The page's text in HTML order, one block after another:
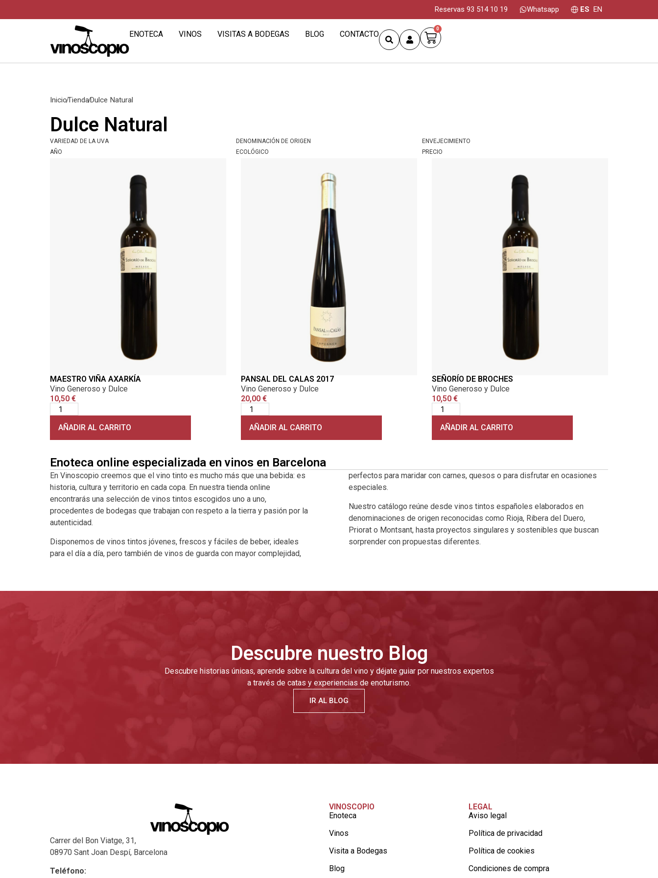
Reservas 93 514 10 19 Whatsapp ES EN
ENOTECA VINOS VISITAS A BODEGAS BLOG CONTACTO
0
InicioTiendaDulce Natural
Dulce Natural
VARIEDAD DE LA UVA DENOMINACIÓN DE ORIGEN
ENVEJECIMIENTO
AÑO
ECOLÓGICO PRECIO
MAESTRO VIÑA AXARKÍA
Vino Generoso y Dulce
10,50 €
AÑADIR AL CARRITO
PANSAL DEL CALAS 2017
Vino Generoso y Dulce
20,00 €
AÑADIR AL CARRITO
SEÑORÍO DE BROCHES
Vino Generoso y Dulce
10,50 €
AÑADIR AL CARRITO
Enoteca online especializada en vinos en Barcelona
En Vinoscopio creemos que el vino tinto es mucho más que una bebida: es
historia, cultura y territorio en cada copa. En nuestra tienda online
encontrarás una selección de vinos tintos escogidos uno a uno,
procedentes de bodegas que trabajan con respeto a la tierra y pasión por la
autenticidad.
Disponemos de vinos tintos jóvenes, frescos y fáciles de beber, ideales
para el día a día, pero también de vinos de guarda con mayor complejidad,
perfectos para maridar con carnes, quesos o para disfrutar en ocasiones
especiales.
Nuestro catálogo reúne desde vinos tintos españoles elaborados en
denominaciones de origen reconocidas como Rioja, Ribera del Duero,
Priorat o Montsant, hasta proyectos singulares y sostenibles que buscan
sorprender con propuestas diferentes.
Descubre nuestro Blog
Descubre historias únicas, aprende sobre la cultura del vino y déjate guiar por nuestros expertos
a través de catas y experiencias de enoturismo.
IR AL BLOG
Carrer del Bon Viatge, 31,
08970 Sant Joan Despí, Barcelona
Teléfono:
VINOSCOPIO
Enoteca
Vinos
Visita a Bodegas
Blog
LEGAL
Aviso legal
Política de privacidad
Política de cookies
Condiciones de compra